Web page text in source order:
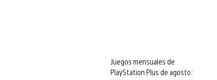
Juegos mensuales de
PlayStation Plus de agosto: